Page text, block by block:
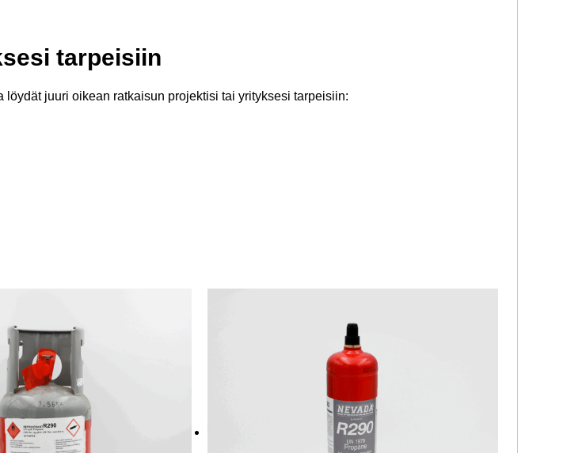
tarpeisiin
löydät juuri oikean ratkaisun projektisi tai yrityksesi tarpeisiin: